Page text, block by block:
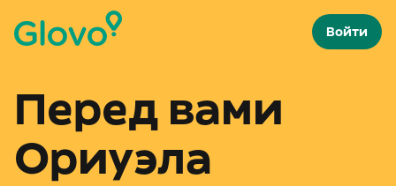
Войти
Перед вами
Ориуэла